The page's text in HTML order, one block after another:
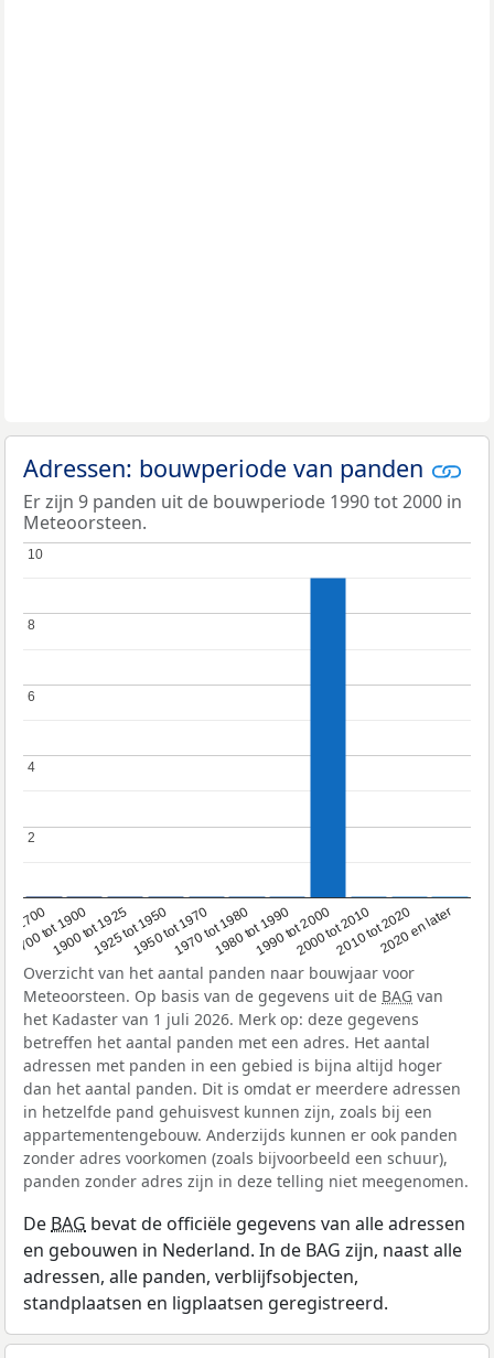
Adressen: bouwperiode van panden
Er zijn 9 panden uit de bouwperiode 1990 tot 2000 in
Meteoorsteen.
1700
1700 tot 1900
1900 tot 19251925 tot 19501950 tot 19701970 tot 19801980 tot 19901990 tot 20002000 tot 20102010 tot 20202020 en later
2
2
4
4
6
6
8
8
10
10
Overzicht van het aantal panden naar bouwjaar voor
Meteoorsteen. Op basis van de gegevens uit de BAG van
het Kadaster van 1 juli 2026. Merk op: deze gegevens
betreffen het aantal panden met een adres. Het aantal
adressen met panden in een gebied is bijna altijd hoger
dan het aantal panden. Dit is omdat er meerdere adressen
in hetzelfde pand gehuisvest kunnen zijn, zoals bij een
appartementengebouw. Anderzijds kunnen er ook panden
zonder adres voorkomen (zoals bijvoorbeeld een schuur),
panden zonder adres zijn in deze telling niet meegenomen.
De BAG bevat de officiële gegevens van alle adressen
en gebouwen in Nederland. In de BAG zijn, naast alle
adressen, alle panden, verblijfsobjecten,
standplaatsen en ligplaatsen geregistreerd.